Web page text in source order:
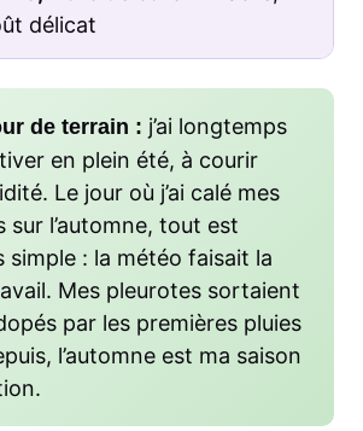
délicat
de terrain : j’ai longtemps
en plein été, à courir
Le jour où j’ai calé mes
sur l’automne, tout est
simple : la météo faisait la
Mes pleurotes sortaient
par les premières pluies
l’automne est ma saison